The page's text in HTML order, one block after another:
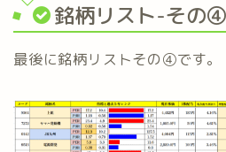
銘柄リスト-その
最後に銘柄リストその④です。